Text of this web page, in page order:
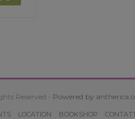
Reserved - Powered by
LOCATION BOOKSHOP